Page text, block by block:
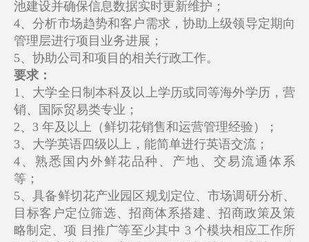
池建设并确保信息数据实时更新维护；
4、分析市场趋势和客户需求，协助上级领导定期向
管理层进行项目业务进展；
5、协助公司和项目的相关行政工作。
要求：
1、大学全日制本科及以上学历或同等海外学历，营
销、国际贸易类专业；
2、3 年及以上（鲜切花销售和运营管理经验）；
3、大学英语四级以上，能简单进行英语交流；
4、熟悉国内外鲜花品种、产地、交易流通体系
等；
5、具备鲜切花产业园区规划定位、市场调研分析、
目标客户定位筛选、招商体系搭建、招商政策及策
略制定、项 目推广等至少其中 3 个模块相应工作所